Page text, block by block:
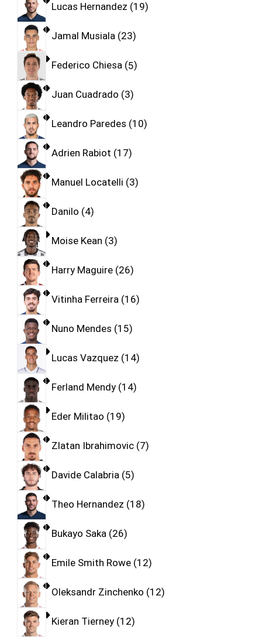
Lucas Hernandez 19
Jamal Musiala 23
Federico Chiesa 5
Juan Cuadrado 3
Leandro Paredes 10
Adrien Rabiot 17
Manuel Locatelli 3
Danilo 4
Moise Kean 3
Harry Maguire 26
Vitinha Ferreira 16
Nuno Mendes 15
Lucas Vazquez 14
Ferland Mendy 14
Eder Militao 19
Zlatan Ibrahimovic 7
Davide Calabria 5
Theo Hernandez 18
Bukayo Saka 26
Emile Smith Rowe 12
Oleksandr Zinchenko 12
Kieran Tierney 12